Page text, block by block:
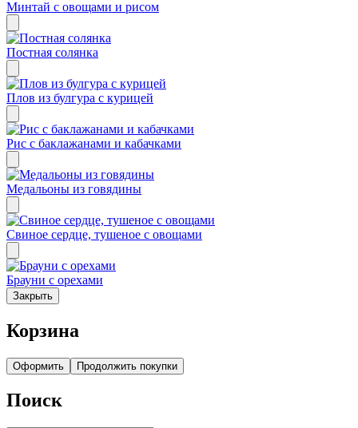
Минтай с овощами и рисом
Постная солянка
Плов из булгура с курицей
Рис с баклажанами и кабачками
Медальоны из говядины
Свиное сердце, тушеное с овощами
Брауни с орехами
Закрыть
Корзина
Оформить Продолжить покупки
Поиск